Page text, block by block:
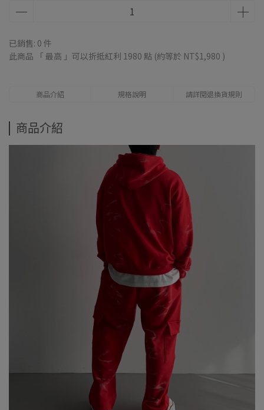
已銷售: 0 件
此商品 「 最高 」可以折抵紅利 1980 點 (約等於 NT$1,980 )
商品介紹 規格說明 請詳閱退換貨規則
商品介紹